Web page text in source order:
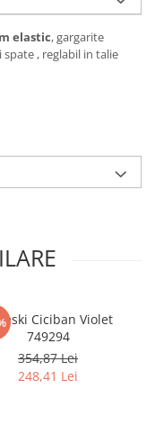
elastic, gargarite
, reglabil in talie
Ciciban Violet
749294
354,87 Lei
248,41 Lei